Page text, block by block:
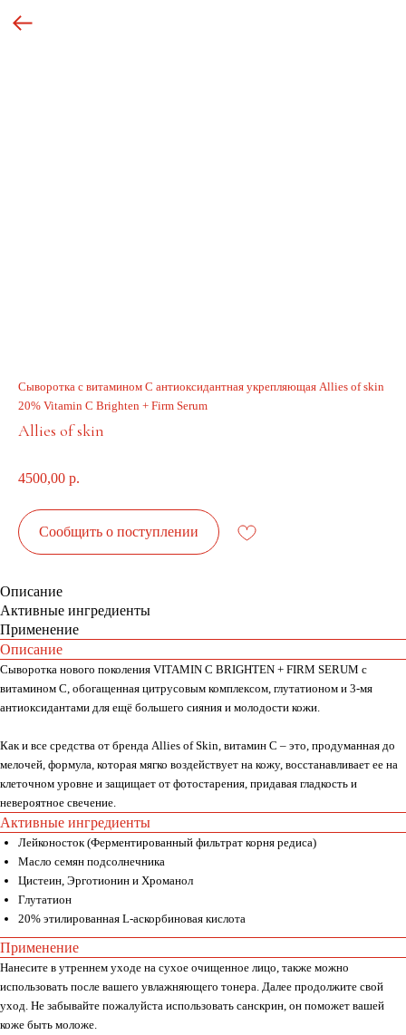
Сыворотка с витамином С антиоксидантная укрепляющая Allies of skin
20% Vitamin C Brighten + Firm Serum
Allies of skin
4500,00 р.
Сообщить о поступлении
Описание
Активные ингредиенты
Применение
Описание
Сыворотка нового поколения VITAMIN C BRIGHTEN + FIRM SERUM с
витамином С, обогащенная цитрусовым комплексом, глутатионом и 3-мя
антиоксидантами для ещё большего сияния и молодости кожи.
Как и все средства от бренда Allies of Skin, витамин С – это, продуманная до
мелочей, формула, которая мягко воздействует на кожу, восстанавливает ее на
клеточном уровне и защищает от фотостарения, придавая гладкость и
невероятное свечение.
Активные ингредиенты
Лейконосток (Ферментированный фильтрат корня редиса)
Масло семян подсолнечника
Цистеин, Эрготионин и Хроманол
Глутатион
20% этилированная L-аскорбиновая кислота
Применение
Нанесите в утреннем уходе на сухое очищенное лицо, также можно
использовать после вашего увлажняющего тонера. Далее продолжите свой
уход. Не забывайте пожалуйста использовать санскрин, он поможет вашей
коже быть моложе.